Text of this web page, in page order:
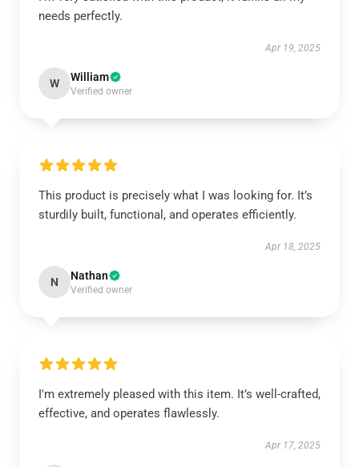
needs perfectly.
Apr 19, 2025
W William
Verified owner
This product is precisely what I was looking for. It’s
sturdily built, functional, and operates efficiently.
Apr 18, 2025
N Nathan
Verified owner
I'm extremely pleased with this item. It’s well-crafted,
effective, and operates flawlessly.
Apr 17, 2025